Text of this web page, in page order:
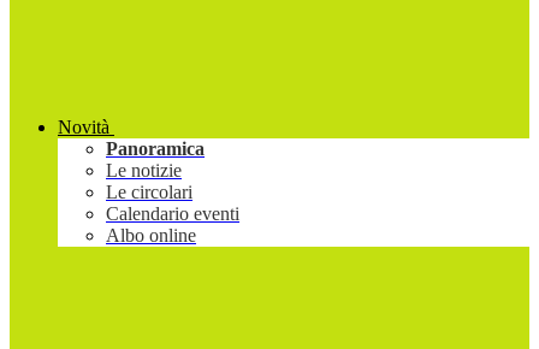
Novità
Panoramica
Le notizie
Le circolari
Calendario eventi
Albo online